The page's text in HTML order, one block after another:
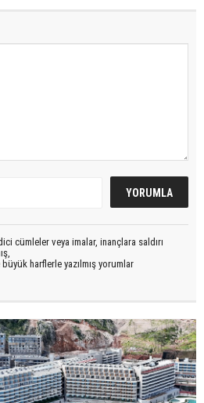
cümleler veya imalar, inançlara saldırı
harflerle yazılmış yorumlar